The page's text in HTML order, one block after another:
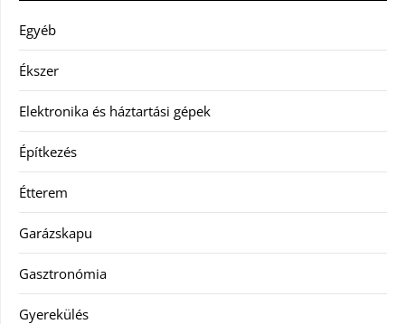
Egyéb
Ékszer
Elektronika és háztartási gépek
Építkezés
Étterem
Garázskapu
Gasztronómia
Gyerekülés